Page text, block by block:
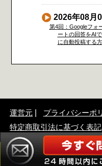
2026年08月
第4回：Googleフォ
ートの回答をAI
に自動投稿する
運営元
プライバシーポ
特定商取引法に基づく表記
©2017 「A4」1枚販促